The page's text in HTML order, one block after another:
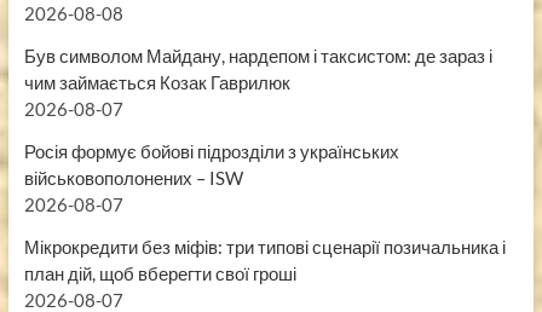
2026-08-08
Був символом Майдану, нардепом і таксистом: де зараз і
чим займається Козак Гаврилюк
2026-08-07
Росія формує бойові підрозділи з українських
військовополонених – ISW
2026-08-07
Мікрокредити без міфів: три типові сценарії позичальника і
план дій, щоб вберегти свої гроші
2026-08-07